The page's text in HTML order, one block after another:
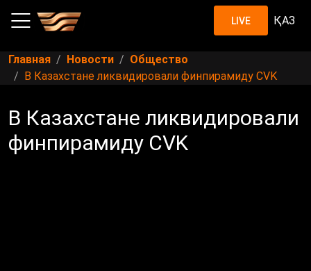
LIVE ҚАЗ
Главная Новости
Общество
В Казахстане ликвидировали финпирамиду CVK
В Казахстане ликвидировали
финпирамиду CVK